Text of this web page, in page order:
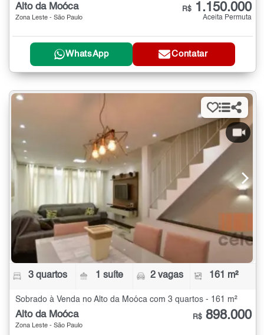
Alto da Moóca
Zona Leste - São Paulo
R$ 1.150.000
Aceita Permuta
WhatsApp Contatar
3 quartos 1 suíte 2 vagas 161 m²
Sobrado à Venda no Alto da Moóca com 3 quartos - 161 m²
Alto da Moóca
Zona Leste - São Paulo
R$ 898.000